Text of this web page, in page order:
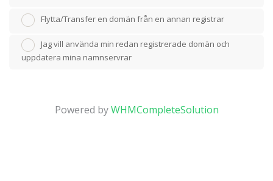
Flytta/Transfer en domän från en annan registrar
Jag vill använda min redan registrerade domän och
uppdatera mina namnservrar
Powered byWHMCompleteSolution